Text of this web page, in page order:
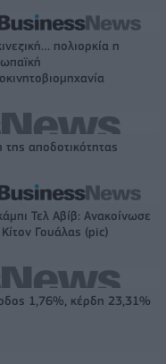
πολιορκία η
αποδοτικότητας
Τελ Αβίβ: Ανακοίνωσε
Γουάλας (pic)
1,76%, κέρδη 23,31%